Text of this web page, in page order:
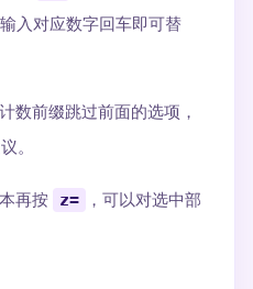
入对应数字回车即可替
数前缀跳过前面的选项，
。
再按 z=
，可以对选中部